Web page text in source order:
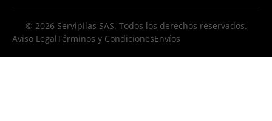
© 2026 Servipilas SAS. Todos los derechos reservados.
Aviso LegalTérminos y CondicionesEnvíos